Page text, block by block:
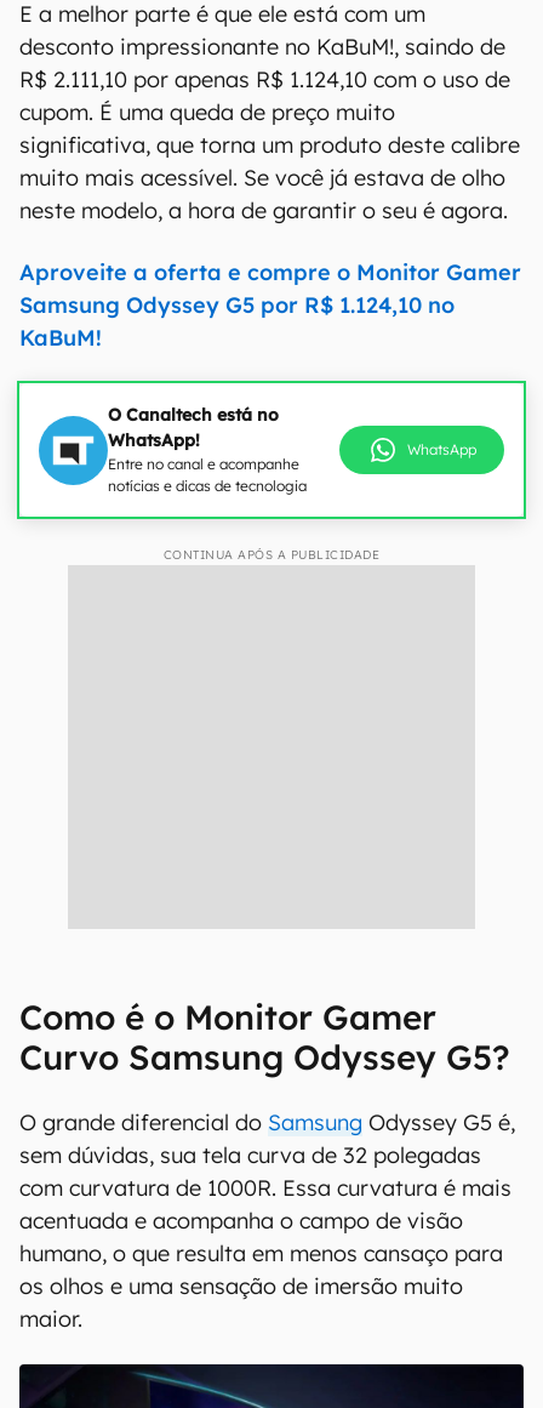
E a melhor parte é que ele está com um
desconto impressionante no KaBuM!, saindo de
R$ 2.111,10 por apenas R$ 1.124,10 com o uso de
cupom. É uma queda de preço muito
significativa, que torna um produto deste calibre
muito mais acessível. Se você já estava de olho
neste modelo, a hora de garantir o seu é agora.
Aproveite a oferta e compre o Monitor Gamer
Samsung Odyssey G5 por R$ 1.124,10 no
KaBuM!
O Canaltech está no
WhatsApp!
Entre no canal e acompanhe
notícias e dicas de tecnologia
WhatsApp
CONTINUA APÓS A PUBLICIDADE
Como é o Monitor Gamer
Curvo Samsung Odyssey G5?
O grande diferencial do Samsung Odyssey G5 é,
sem dúvidas, sua tela curva de 32 polegadas
com curvatura de 1000R. Essa curvatura é mais
acentuada e acompanha o campo de visão
humano, o que resulta em menos cansaço para
os olhos e uma sensação de imersão muito
maior.